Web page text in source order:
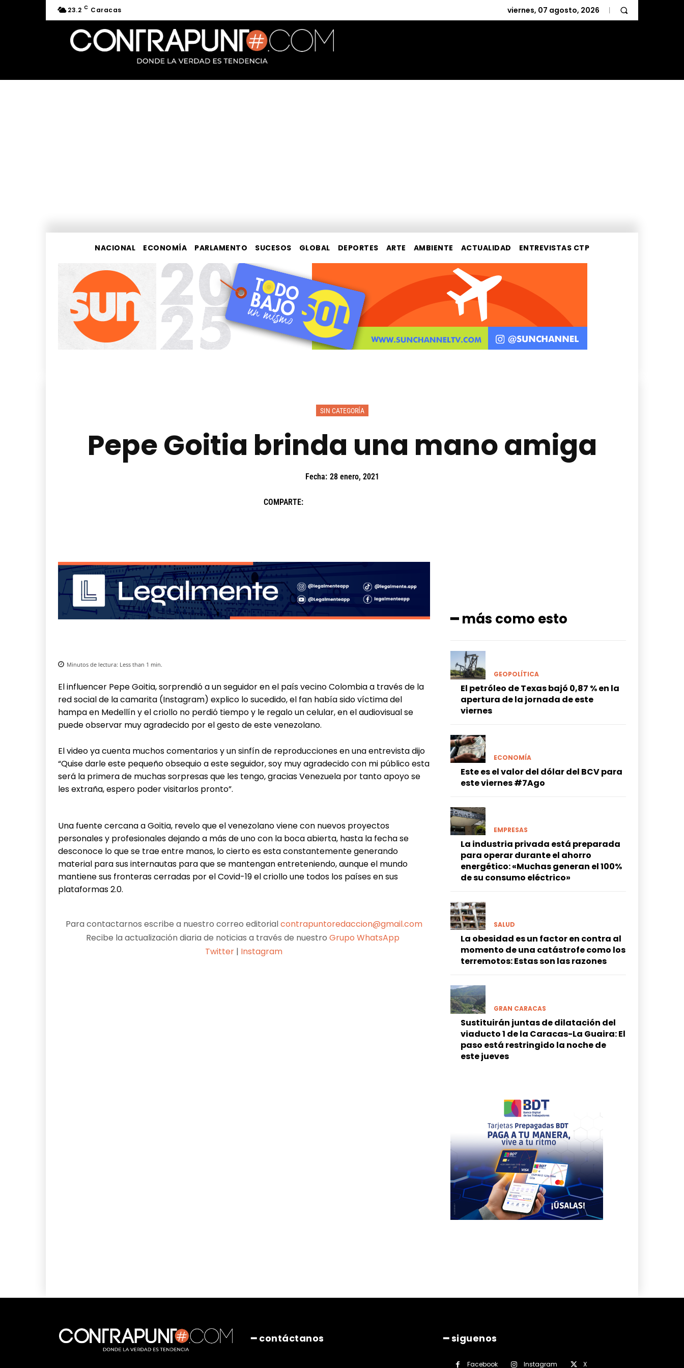
23.2 C Caracas viernes, 07 agosto, 2026
NACIONAL ECONOMÍA PARLAMENTO SUCESOS GLOBAL DEPORTES ARTE AMBIENTE ACTUALIDAD ENTREVISTAS CTP
SIN CATEGORÍA
Pepe Goitia brinda una mano amiga
Fecha: 28 enero, 2021
COMPARTE:
Minutos de lectura: Less than 1 min.
El influencer Pepe Goitia, sorprendió a un seguidor en el país vecino Colombia a través de la
red social de la camarita (Instagram) explico lo sucedido, el fan había sido víctima del
hampa en Medellín y el criollo no perdió tiempo y le regalo un celular, en el audiovisual se
puede observar muy agradecido por el gesto de este venezolano.
El video ya cuenta muchos comentarios y un sinfín de reproducciones en una entrevista dijo
“Quise darle este pequeño obsequio a este seguidor, soy muy agradecido con mi público esta
será la primera de muchas sorpresas que les tengo, gracias Venezuela por tanto apoyo se
les extraña, espero poder visitarlos pronto”.
Una fuente cercana a Goitia, revelo que el venezolano viene con nuevos proyectos
personales y profesionales dejando a más de uno con la boca abierta, hasta la fecha se
desconoce lo que se trae entre manos, lo cierto es esta constantemente generando
material para sus internautas para que se mantengan entreteniendo, aunque el mundo
mantiene sus fronteras cerradas por el Covid-19 el criollo une todos los países en sus
plataformas 2.0.
Para contactarnos escribe a nuestro correo editorialcontrapuntoredaccion@gmail.com
Recibe la actualización diaria de noticias a través de nuestroGrupo WhatsApp
Twitter | Instagram
━ más como esto
GEOPOLÍTICA
El petróleo de Texas bajó 0,87 % en la
apertura de la jornada de este
viernes
ECONOMÍA
Este es el valor del dólar del BCV para
este viernes #7Ago
EMPRESAS
La industria privada está preparada
para operar durante el ahorro
energético: «Muchas generan el 100%
de su consumo eléctrico»
SALUD
La obesidad es un factor en contra al
momento de una catástrofe como los
terremotos: Estas son las razones
GRAN CARACAS
Sustituirán juntas de dilatación del
viaducto 1 de la Caracas-La Guaira: El
paso está restringido la noche de
este jueves
━ contáctanos ━ siguenos
Facebook Instagram
X